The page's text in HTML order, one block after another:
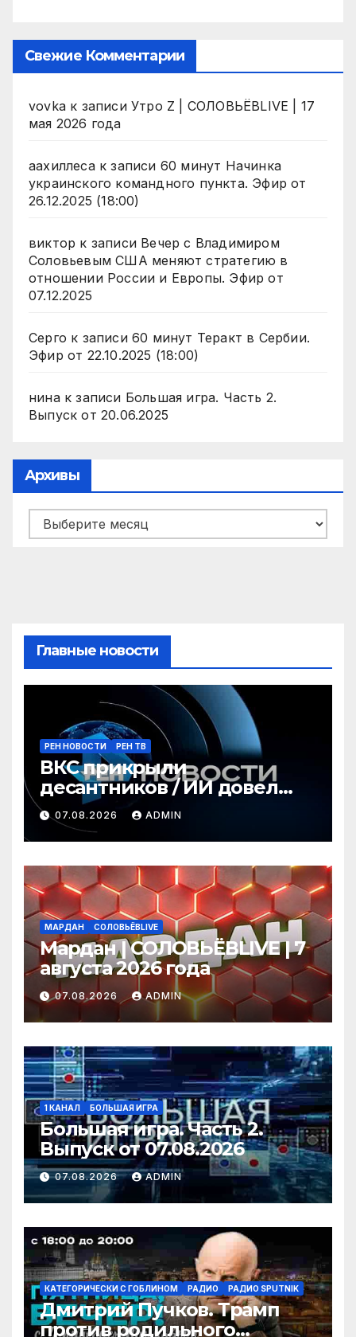
Свежие Комментарии
vovka к записи Утро Z | СОЛОВЬЁВLIVE | 17
мая 2026 года
аахиллесак записи 60 минут Начинка
украинского командного пункта. Эфир от
26.12.2025 (18:00)
виктор к записи Вечер с Владимиром
Соловьевым США меняют стратегию в
отношении России и Европы. Эфир от
07.12.2025
Серго к записи 60 минут Теракт в Сербии.
Эфир от 22.10.2025 (18:00)
нинак записи Большая игра. Часть 2.
Выпуск от 20.06.2025
Архивы
Архивы
Главные новости
РЕН НОВОСТИ РЕН ТВ
ВКС прикрыли
десантников / ИИ довел
киберсолдат до гибели /
Бобров лишают плотин /
ГЛАВНОЕ ЗА ДЕНЬ
07.08.2026 ADMIN
МАРДАН СОЛОВЬЁВLIVE
Мардан | СОЛОВЬЁВLIVE | 7
августа 2026 года
07.08.2026 ADMIN
1 КАНАЛ БОЛЬШАЯ ИГРА
Большая игра. Часть 2.
Выпуск от 07.08.2026
07.08.2026 ADMIN
КАТЕГОРИЧЕСКИ С ГОБЛИНОМ РАДИО РАДИО SPUTNIK
Дмитрий Пучков. Трамп
против родильного